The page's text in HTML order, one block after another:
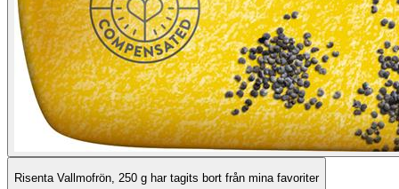
Risenta Vallmofrön, 250 g har tagits bort från mina favoriter